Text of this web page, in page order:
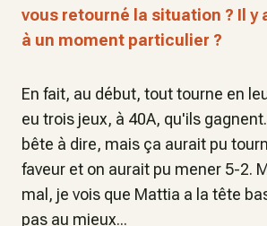
vous retourné la situation ? Il y
à un moment particulier ?
En fait, au début, tout tourne en
eu trois jeux, à 40A, qu'ils
bête à dire, mais ça aurait pu
faveur et on aurait pu mener 5-2.
mal, je vois que Mattia a la tête
pas au mieux...